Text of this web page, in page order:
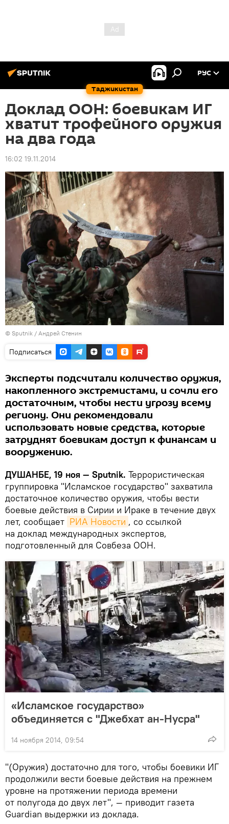
Таджикистан
РУС
Доклад ООН: боевикам ИГ
хватит трофейного оружия
на два года
16:02 19.11.2014
© Sputnik / Андрей Стенин
Подписаться
Эксперты подсчитали количество оружия,
накопленного экстремистами, и сочли его
достаточным, чтобы нести угрозу всему
региону. Они рекомендовали
использовать новые средства, которые
затруднят боевикам доступ к финансам и
вооружению.
ДУШАНБЕ, 19 ноя — Sputnik. Террористическая
группировка "Исламское государство" захватила
достаточное количество оружия, чтобы вести
боевые действия в Сирии и Ираке в течение двух
лет, сообщает РИА Новости , со ссылкой
на доклад международных экспертов,
подготовленный для Совбеза ООН.
«Исламское государство»
объединяется с "Джебхат ан-Нусра"
14 ноября 2014, 09:54
"(Оружия) достаточно для того, чтобы боевики ИГ
продолжили вести боевые действия на прежнем
уровне на протяжении периода времени
от полугода до двух лет", — приводит газета
Guardian выдержки из доклада.